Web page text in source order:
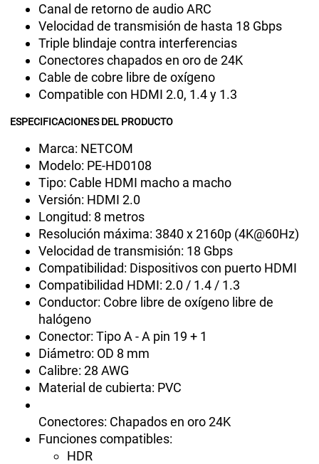
Canal de retorno de audio ARC
Velocidad de transmisión de hasta 18 Gbps
Triple blindaje contra interferencias
Conectores chapados en oro de 24K
Cable de cobre libre de oxígeno
Compatible con HDMI 2.0, 1.4 y 1.3
ESPECIFICACIONES DEL PRODUCTO
Marca: NETCOM
Modelo: PE-HD0108
Tipo: Cable HDMI macho a macho
Versión: HDMI 2.0
Longitud: 8 metros
Resolución máxima: 3840 x 2160p (4K@60Hz)
Velocidad de transmisión: 18 Gbps
Compatibilidad: Dispositivos con puerto HDMI
Compatibilidad HDMI: 2.0 / 1.4 / 1.3
Conductor: Cobre libre de oxígeno libre de
halógeno
Conector: Tipo A - A pin 19 + 1
Diámetro: OD 8 mm
Calibre: 28 AWG
Material de cubierta: PVC
Conectores: Chapados en oro 24K
Funciones compatibles:
HDR